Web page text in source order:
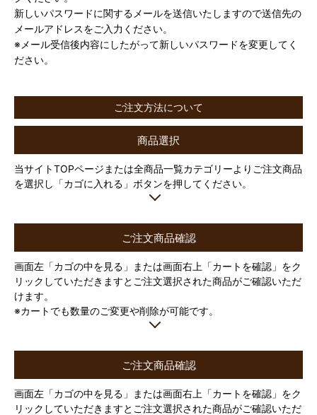
新しいパスワードに関するメールを送信いたしますので送信先の
メールアドレスをご入力ください。
※メール受信後内容にしたがって新しいパスワードを変更してく
ださい。
ご注文方法について
商品選択
当サイトTOPページまたは全商品一覧カテゴリーよりご注文商品
を選択し「カゴに入れる」ボタンを押してください。
ご注文商品確認
画面左「カゴの中を見る」または画面右上「カートを確認」をク
リックしていただきますとご注文選択された商品がご確認いただ
けます。
※カートでも数量のご変更や削除が可能です。
ご注文商品確認
画面左「カゴの中を見る」または画面右上「カートを確認」をク
リックしていただきますとご注文選択された商品がご確認いただ